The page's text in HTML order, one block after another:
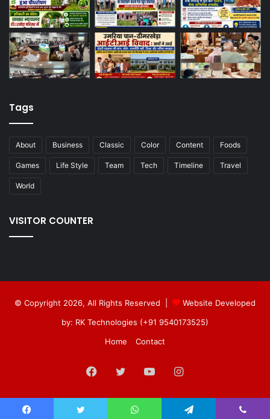
Tags
About Business Classic Color Content Foods
Games Life Style Team Tech Timeline Travel
World
VISITOR COUNTER
© Copyright 2026, All Rights Reserved |
Website Developed
by: RK Technologies (+91 9540173525)
Home
Contact
Facebook
Twitter YouTubeInstagram